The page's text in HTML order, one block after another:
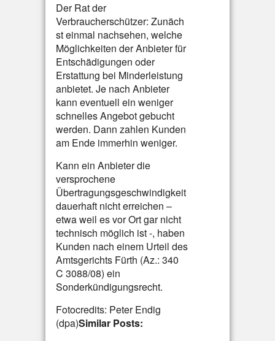
Der Rat der
Verbraucherschützer: Zunäch
st einmal nachsehen, welche
Möglichkeiten der Anbieter für
Entschädigungen oder
Erstattung bei Minderleistung
anbietet. Je nach Anbieter
kann eventuell ein weniger
schnelles Angebot gebucht
werden. Dann zahlen Kunden
am Ende immerhin weniger.
Kann ein Anbieter die
versprochene
Übertragungsgeschwindigkeit
dauerhaft nicht erreichen –
etwa weil es vor Ort gar nicht
technisch möglich ist -, haben
Kunden nach einem Urteil des
Amtsgerichts Fürth (Az.: 340
C 3088/08) ein
Sonderkündigungsrecht.
Fotocredits: Peter Endig
(dpa)Similar Posts: